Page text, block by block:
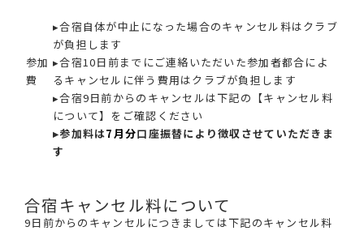
参加
費
▸合宿自体が中止になった場合のキャンセル料はクラブ
が負担します
▸合宿10日前までにご連絡いただいた参加者都合によ
るキャンセルに伴う費用はクラブが負担します
▸合宿9日前からのキャンセルは下記の【キャンセル料
について】をご確認ください
▸参加料は7月分口座振替により徴収させていただきま
す
合宿キャンセル料について
9日前からのキャンセルにつきましては下記のキャンセル料